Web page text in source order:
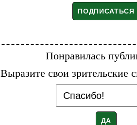
Понравилась
Выразите свои зрительские